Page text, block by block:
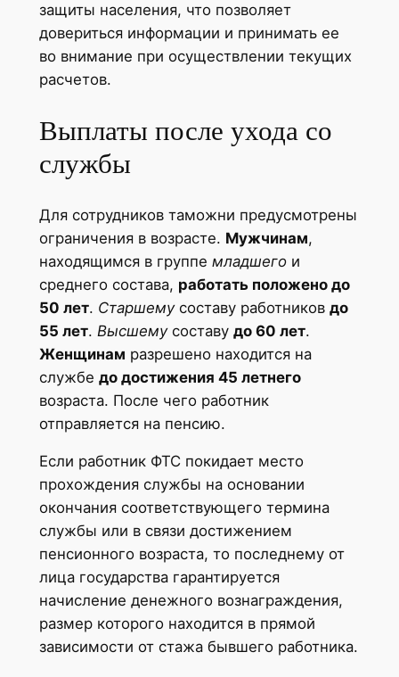
защиты населения, что позволяет
довериться информации и принимать ее
во внимание при осуществлении текущих
расчетов.
Выплаты после ухода со
службы
Для сотрудников таможни предусмотрены
ограничения в возрасте. Мужчинам,
находящимся в группе младшегои
среднего состава, работать положено до
50 лет. Старшемусоставу работников до
55 лет. Высшемусоставу до 60 лет.
Женщинам разрешено находится на
службе до достижения 45 летнего
возраста. После чего работник
отправляется на пенсию.
Если работник ФТС покидает место
прохождения службы на основании
окончания соответствующего термина
службы или в связи достижением
пенсионного возраста, то последнему от
лица государства гарантируется
начисление денежного вознаграждения,
размер которого находится в прямой
зависимости от стажа бывшего работника.